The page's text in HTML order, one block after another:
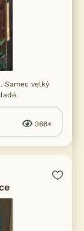
Samec velký
366×